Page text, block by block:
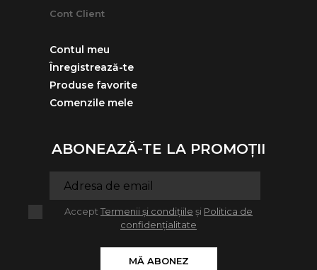
Cont Client
Contul meu
Înregistrează-te
Produse favorite
Comenzile mele
ABONEAZĂ-TE LA PROMOȚII
Accept Termenii și condițiile și Politica de
confidențialitate
MĂ ABONEZ